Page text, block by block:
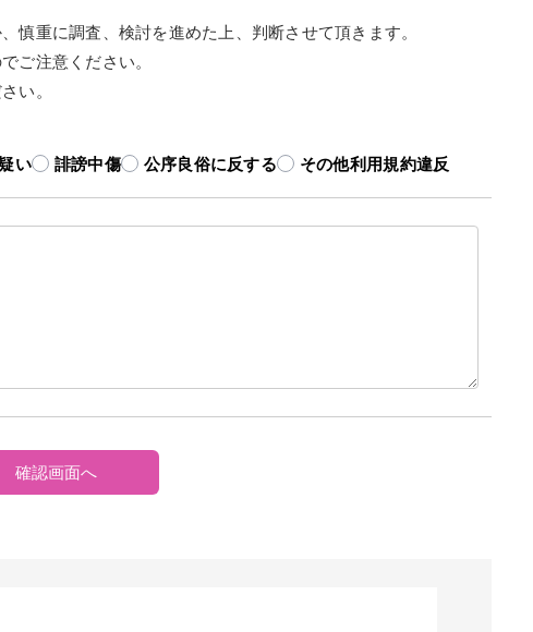
慎重に調査、検討を進めた上、判断させて頂きます。
ご注意ください。
い。
い 誹謗中傷 公序良俗に反する その他利用規約違反
確認画面へ